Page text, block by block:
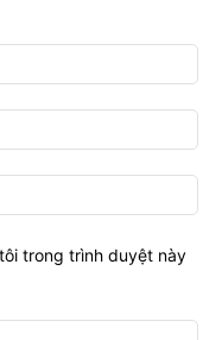
trong trình duyệt này